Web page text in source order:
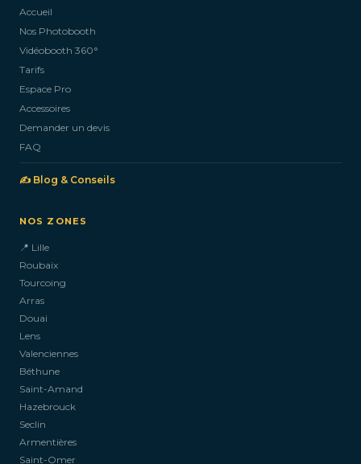
Accueil
Nos Photobooth
Vidéobooth 360°
Tarifs
Espace Pro
Accessoires
Demander un devis
FAQ
✍️ Blog & Conseils
NOS ZONES
📍 Lille
Roubaix
Tourcoing
Arras
Douai
Lens
Valenciennes
Béthune
Saint-Amand
Hazebrouck
Seclin
Armentières
Saint-Omer